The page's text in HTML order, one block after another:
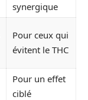
synergique
Pour ceux qui
évitent le THC
Pour un effet
ciblé